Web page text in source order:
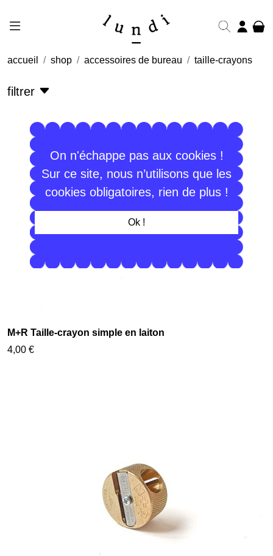
On n'échappe pas aux cookies !
Sur ce site, nous n’utilisons que les
cookies obligatoires, rien de plus !
Ok !
accueil shop accessoires de bureau taille-crayons
filtrer
M+R Taille-crayon simple en laiton
4,00 €